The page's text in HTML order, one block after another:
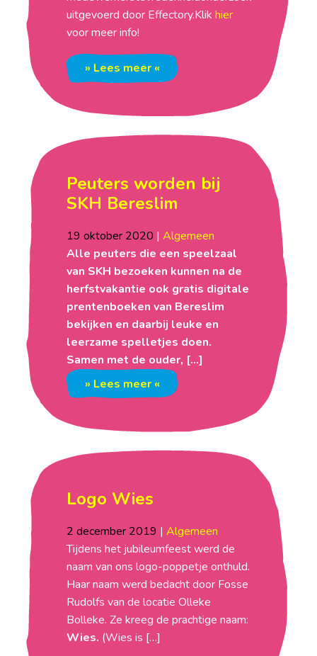
uitgevoerd door Effectory.Klik hier
voor meer info!
» Lees meer «
Peuters worden bij
SKH Bereslim
19 oktober 2020 | Algemeen
Alle peuters die een speelzaal
van SKH bezoeken kunnen na de
herfstvakantie ook gratis digitale
prentenboeken van Bereslim
bekijken en daarbij leuke en
leerzame spelletjes doen.
Samen met de ouder, […]
» Lees meer «
Logo Wies
2 december 2019 | Algemeen
Tijdens het jubileumfeest werd de
naam van ons logo-poppetje onthuld.
Haar naam werd bedacht door Fosse
Rudolfs van de locatie Olleke
Bolleke. Ze kreeg de prachtige naam:
Wies. (Wies is […]